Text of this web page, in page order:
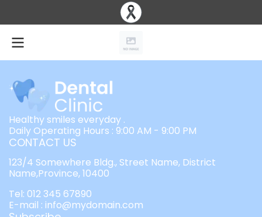
Healthy smiles everyday .
Daily Operating Hours : 9:00 AM - 9:00 PM
CONTACT US
123/4 Somewhere Bldg., Street Name, District
Name,Province, 10400
Tel: 012 345 67890
E-mail : info@mydomain.com